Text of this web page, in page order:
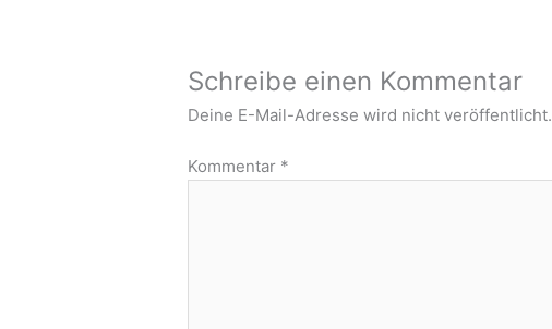
Schreibe einen Kommentar
Deine E-Mail-Adresse wird nicht veröffentlicht.
Kommentar *